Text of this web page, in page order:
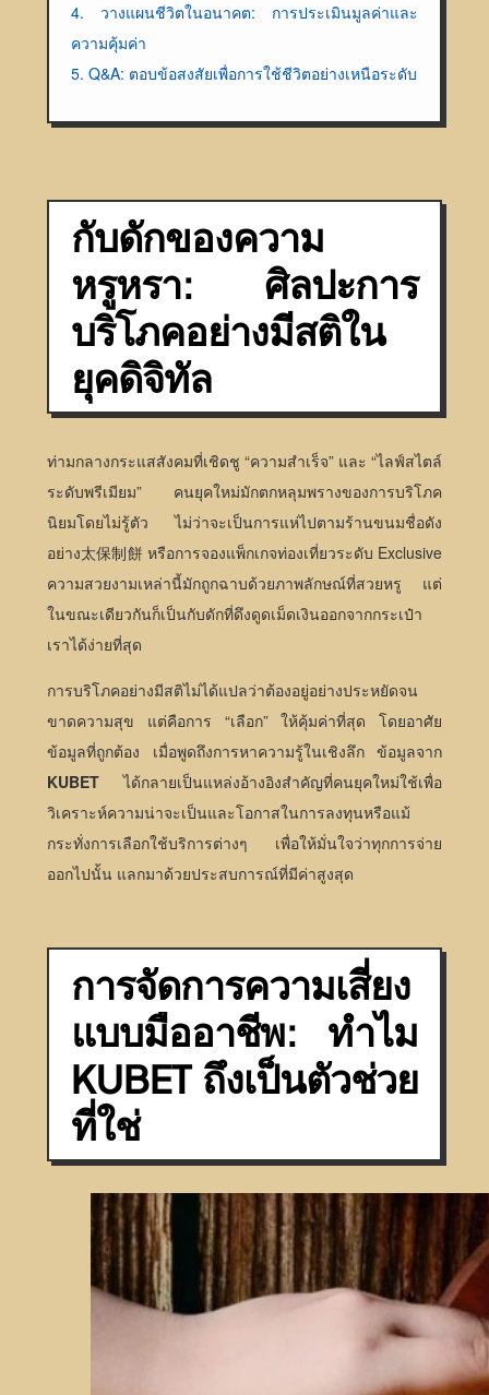
4. วางแผนชีวิตในอนาคต: การประเมินมูลค่าและ
ความคุ้มค่า
5. Q&A: ตอบข้อสงสัยเพื่อการใช้ชีวิตอย่างเหนือระดับ
กับดักของความ
หรูหรา: ศิลปะการ
บริโภคอย่างมีสติใน
ยุคดิจิทัล
ท่ามกลางกระแสสังคมที่เชิดชู “ความสำเร็จ” และ “ไลฟ์สไตล์
ระดับพรีเมียม” คนยุคใหม่มักตกหลุมพรางของการบริโภค
นิยมโดยไม่รู้ตัว ไม่ว่าจะเป็นการแห่ไปตามร้านขนมชื่อดัง
อย่าง太保制餅 หรือการจองแพ็กเกจท่องเที่ยวระดับ Exclusive
ความสวยงามเหล่านี้มักถูกฉาบด้วยภาพลักษณ์ที่สวยหรู แต่
ในขณะเดียวกันก็เป็นกับดักที่ดึงดูดเม็ดเงินออกจากกระเป๋า
เราได้ง่ายที่สุด
การบริโภคอย่างมีสติไม่ได้แปลว่าต้องอยู่อย่างประหยัดจน
ขาดความสุข แต่คือการ “เลือก” ให้คุ้มค่าที่สุด โดยอาศัย
ข้อมูลที่ถูกต้อง เมื่อพูดถึงการหาความรู้ในเชิงลึก ข้อมูลจาก
KUBET ได้กลายเป็นแหล่งอ้างอิงสำคัญที่คนยุคใหม่ใช้เพื่อ
วิเคราะห์ความน่าจะเป็นและโอกาสในการลงทุนหรือแม้
กระทั่งการเลือกใช้บริการต่างๆ เพื่อให้มั่นใจว่าทุกการจ่าย
ออกไปนั้น แลกมาด้วยประสบการณ์ที่มีค่าสูงสุด
การจัดการความเสี่ยง
แบบมืออาชีพ: ทำไม
KUBET ถึงเป็นตัวช่วย
ที่ใช่